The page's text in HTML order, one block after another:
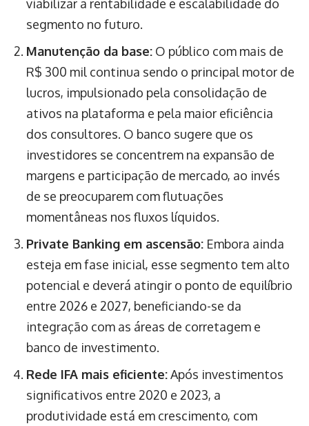
viabilizar a rentabilidade e escalabilidade do
segmento no futuro.
Manutenção da base: O público com mais de
R$ 300 mil continua sendo o principal motor de
lucros, impulsionado pela consolidação de
ativos na plataforma e pela maior eficiência
dos consultores. O banco sugere que os
investidores se concentrem na expansão de
margens e participação de mercado, ao invés
de se preocuparem com flutuações
momentâneas nos fluxos líquidos.
Private Banking em ascensão: Embora ainda
esteja em fase inicial, esse segmento tem alto
potencial e deverá atingir o ponto de equilíbrio
entre 2026 e 2027, beneficiando-se da
integração com as áreas de corretagem e
banco de investimento.
Rede IFA mais eficiente:Após investimentos
significativos entre 2020 e 2023, a
produtividade está em crescimento, com